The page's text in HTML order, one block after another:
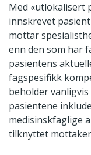
Med «utlokalisert
innskrevet
mottar
enn den som har
pasientens
fagspesifikk
beholder
pasientene
medisinskfaglige
tilknyttet